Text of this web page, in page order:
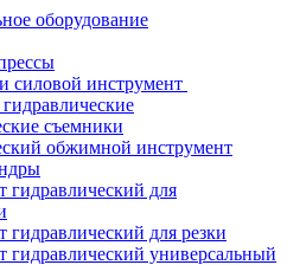
оборудование
силовой инструмент
съемники
обжимной инструмент
гидравлический для
гидравлический для резки
гидравлический универсальный